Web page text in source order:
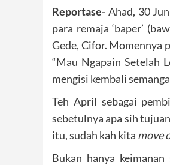
Reportase- Ahad, 30
para remaja ‘baper’
Gede, Cifor. Momennya
“Mau Ngapain Setelah
mengisi kembali
Teh April sebagai
sebetulnya apa sih
itu, sudah kah kita move
Bukan hanya keimanan